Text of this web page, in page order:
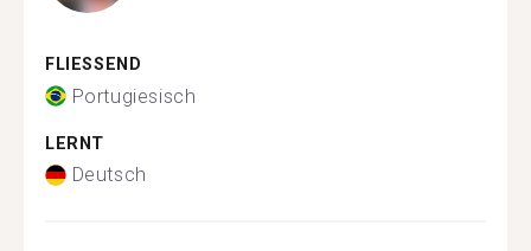
FLIESSEND
Portugiesisch
LERNT
Deutsch